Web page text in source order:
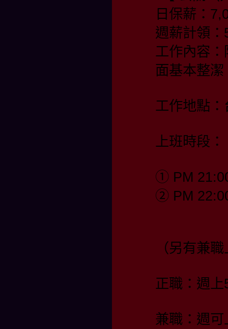
日保薪：
週薪計領
工作內容
面基本整潔
工作地點
上班時段：
① PM
② PM
（另有兼
正職：週
兼職：週